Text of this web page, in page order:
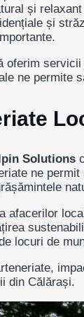
și
și
oferim
ne permite
Solutions
ne
afacerilor
locuri de
din Călărași.